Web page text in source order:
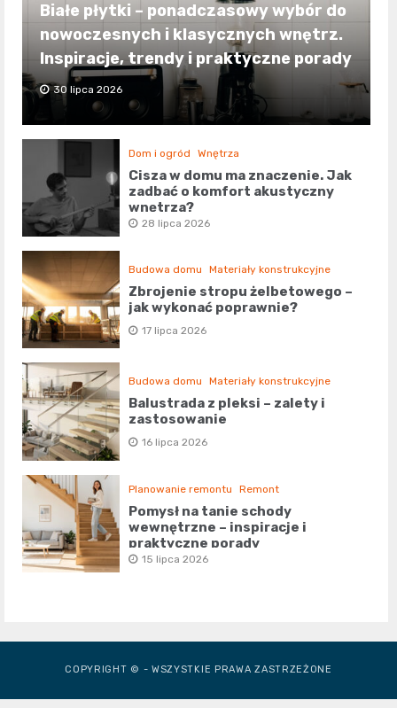
Białe płytki – ponadczasowy wybór do
nowoczesnych i klasycznych wnętrz.
Inspiracje, trendy i praktyczne porady
30 lipca 2026
Dom i ogród Wnętrza
Cisza w domu ma znaczenie. Jak
zadbać o komfort akustyczny
wnętrza?
28 lipca 2026
Budowa domu Materiały konstrukcyjne
Zbrojenie stropu żelbetowego –
jak wykonać poprawnie?
17 lipca 2026
Budowa domu Materiały konstrukcyjne
Balustrada z pleksi – zalety i
zastosowanie
16 lipca 2026
Planowanie remontu Remont
Pomysł na tanie schody
wewnętrzne – inspiracje i
praktyczne porady
15 lipca 2026
COPYRIGHT © - WSZYSTKIE PRAWA ZASTRZEŻONE